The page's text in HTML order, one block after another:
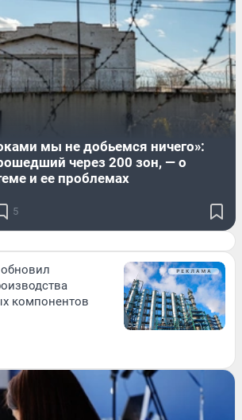
мы не добьемся ничего»:
через 200 зон, — о
и ее проблемах
5
компонентов